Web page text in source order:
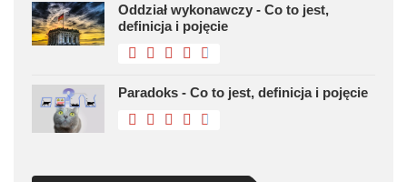
Oddział wykonawczy - Co to jest,
definicja i pojęcie
Paradoks - Co to jest, definicja i pojęcie